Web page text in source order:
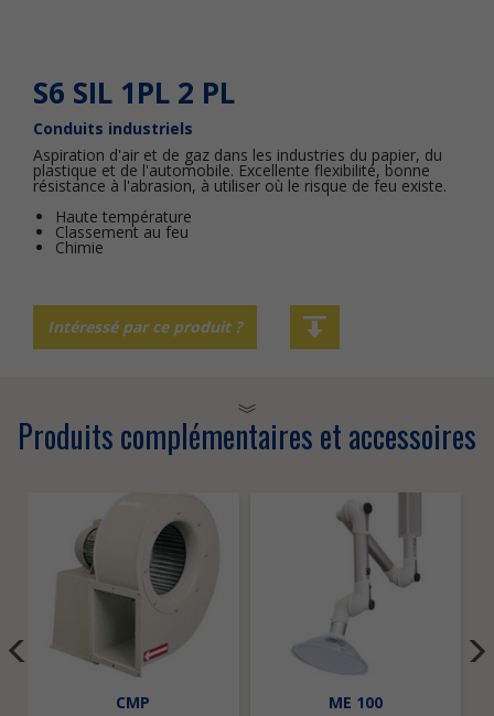
S6 SIL 1PL 2 PL
Conduits industriels
Aspiration d'air et de gaz dans les industries du papier, du
plastique et de l'automobile. Excellente flexibilité, bonne
résistance à l'abrasion, à utiliser où le risque de feu existe.
Haute température
Classement au feu
Chimie
Intéressé par ce produit ?
Produits complémentaires et accessoires
CMP ME 100